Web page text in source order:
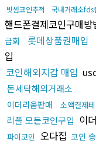
빗썸코인추적 국내거래소fds
핸드폰결제코인구매방
금화
롯데상품권매입
입
코인해외지갑 매입
돈세탁해외거래소
이더리움판매 소액결제
리플 모든코인구입 이
파이코인 오다집 코인